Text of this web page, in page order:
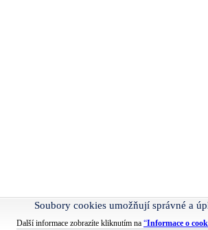
Soubory cookies umožňují správné a
Další informace zobrazíte kliknutím na “Informace o